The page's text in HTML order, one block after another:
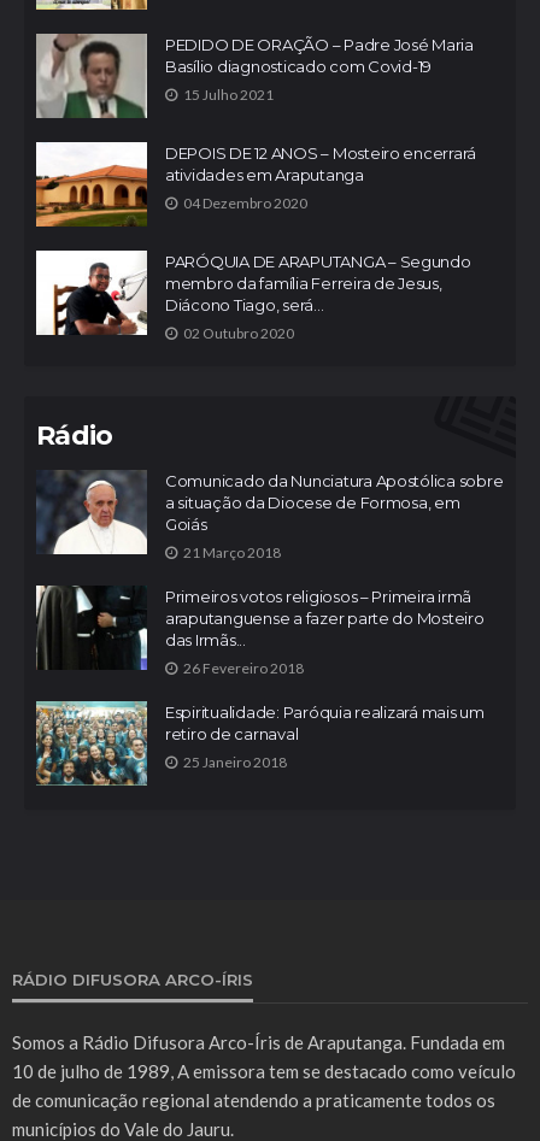
PEDIDO DE ORAÇÃO – Padre José Maria
Basílio diagnosticado com Covid-19
15 Julho 2021
DEPOIS DE 12 ANOS – Mosteiro encerrará
atividades em Araputanga
04 Dezembro 2020
PARÓQUIA DE ARAPUTANGA – Segundo
membro da família Ferreira de Jesus,
Diácono Tiago, será...
02 Outubro 2020
Rádio
Comunicado da Nunciatura Apostólica sobre
a situação da Diocese de Formosa, em
Goiás
21 Março 2018
Primeiros votos religiosos – Primeira irmã
araputanguense a fazer parte do Mosteiro
das Irmãs...
26 Fevereiro 2018
Espiritualidade: Paróquia realizará mais um
retiro de carnaval
25 Janeiro 2018
RÁDIO DIFUSORA ARCO-ÍRIS
Somos a Rádio Difusora Arco-Íris de Araputanga. Fundada em
10 de julho de 1989, A emissora tem se destacado como veículo
de comunicação regional atendendo a praticamente todos os
municípios do Vale do Jauru.